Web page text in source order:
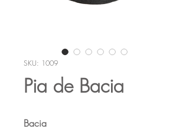
SKU: 1009
Pia de Bacia
Bacia